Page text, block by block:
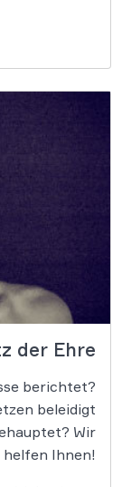
der Ehre
berichtet?
beleidigt
Wir
helfen Ihnen!